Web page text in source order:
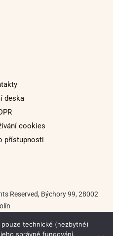
deska
cookies
přístupnosti
Reserved, Býchory 99, 28002
Tomáš Macháč
technické (nezbytné)
správné fungování.